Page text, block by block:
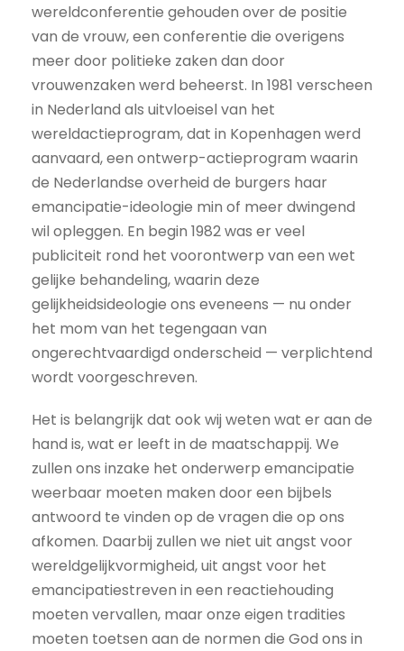
wereldconferentie gehouden over de positie
van de vrouw, een conferentie die overigens
meer door politieke zaken dan door
vrouwenzaken werd beheerst. In 1981 verscheen
in Nederland als uitvloeisel van het
wereldactieprogram, dat in Kopenhagen werd
aanvaard, een ontwerp-actieprogram waarin
de Nederlandse overheid de burgers haar
emancipatie-ideologie min of meer dwingend
wil opleggen. En begin 1982 was er veel
publiciteit rond het voorontwerp van een wet
gelijke behandeling, waarin deze
gelijkheidsideologie ons eveneens — nu onder
het mom van het tegengaan van
ongerechtvaardigd onderscheid — verplichtend
wordt voorgeschreven.
Het is belangrijk dat ook wij weten wat er aan de
hand is, wat er leeft in de maatschappij. We
zullen ons inzake het onderwerp emancipatie
weerbaar moeten maken door een bijbels
antwoord te vinden op de vragen die op ons
afkomen. Daarbij zullen we niet uit angst voor
wereldgelijkvormigheid, uit angst voor het
emancipatiestreven in een reactiehouding
moeten vervallen, maar onze eigen tradities
moeten toetsen aan de normen die God ons in